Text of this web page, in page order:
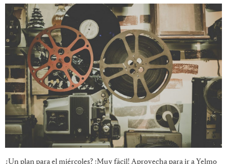
¿Un plan para el miércoles? ¡Muy fácil! Aprovecha para ir a Yelmo